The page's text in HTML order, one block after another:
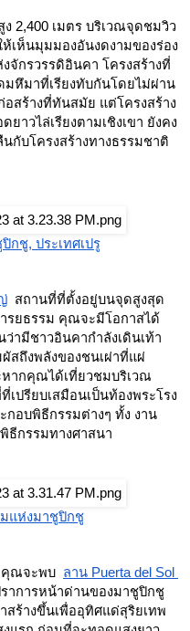
2,400 เมตร บริเวณจุดชมวิว
ห้เห็นมุมมองอันงดงามของร่อง
กรวรรดิอินคา โครงสร้างที่
หึมาที่เรียงทับกันโดยไม่ผ่าน
สร้างที่ทันสมัย แต่โครงสร้าง
าวไล่เรียงตามเชิงเขา ยังคง
กับโครงสร้างทางธรรมชาติ
กชู, ประเทศเปรู
สถานที่ที่ตั้งอยู่บนจุดสูงสุด
รยธรรม คุณจะมีโอกาสได้
ามีชาวอินคากำลังเดินเท้า
สถึงพลังของชนเผ่าที่แผ่
ปรียบเสมือนเป็นท้องพระโรง
อบพิธีกรรมต่างๆ ทั้ง งาน
ธีกรรมทางศาสนา
แห่งมาชูปิกชู
คุณจะพบ ลาน Puerta del Sol
าการหน้าด่านของมาชูปิกชู
ร้างขึ้นเพื่ออุทิศแด่สุริยเทพ